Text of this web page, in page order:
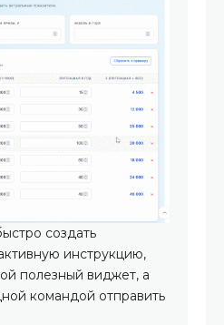
создать
инструкцию,
полезный виджет, а
командой отправить